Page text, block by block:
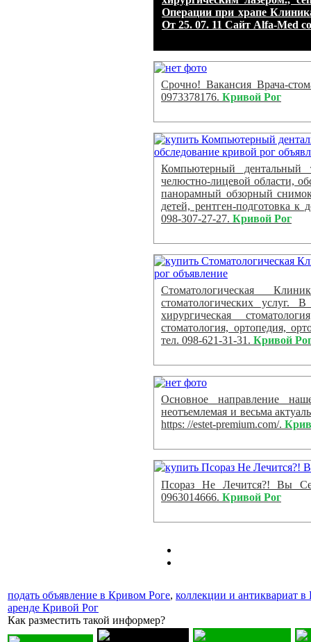
Операции при храпе
От 25. 07. 11 Сайт Alfa-Med
Срочно! Вакансия Врача-
0973378176. Кривой Рог
Компьютерный дентальный
челюстно-лицевой области,
панорамный обзорный
детей, рентген-подготовка
098-307-27-27. Кривой Рог
Стоматологическая
стоматологических услуг.
хирургическая
стоматология, ортопедия,
тел. 098-621-31-31. Кривой
Основное направление
неотъемлемая и весьма
https: //estet-premium.com/.
Псораз Не Лечится?! Вы
0963014666. Кривой Рог
подать объявление в Кривом Роге, коллекции и антиквариат
аренде Кривой Рог
Как разместить такой информер?